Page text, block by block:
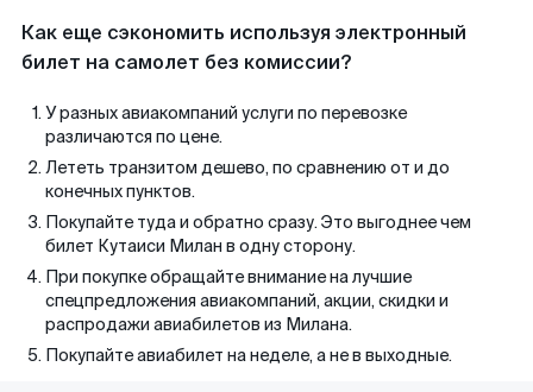
Как еще сэкономить используя электронный
билет на самолет без комиссии?
У разных авиакомпаний услуги по перевозке
различаются по цене.
Лететь транзитом дешево, по сравнению от и до
конечных пунктов.
Покупайте туда и обратно сразу. Это выгоднее чем
билет Кутаиси Милан в одну сторону.
При покупке обращайте внимание на лучшие
спецпредложения авиакомпаний, акции, скидки и
распродажи авиабилетов из Милана.
Покупайте авиабилет на неделе, а не в выходные.